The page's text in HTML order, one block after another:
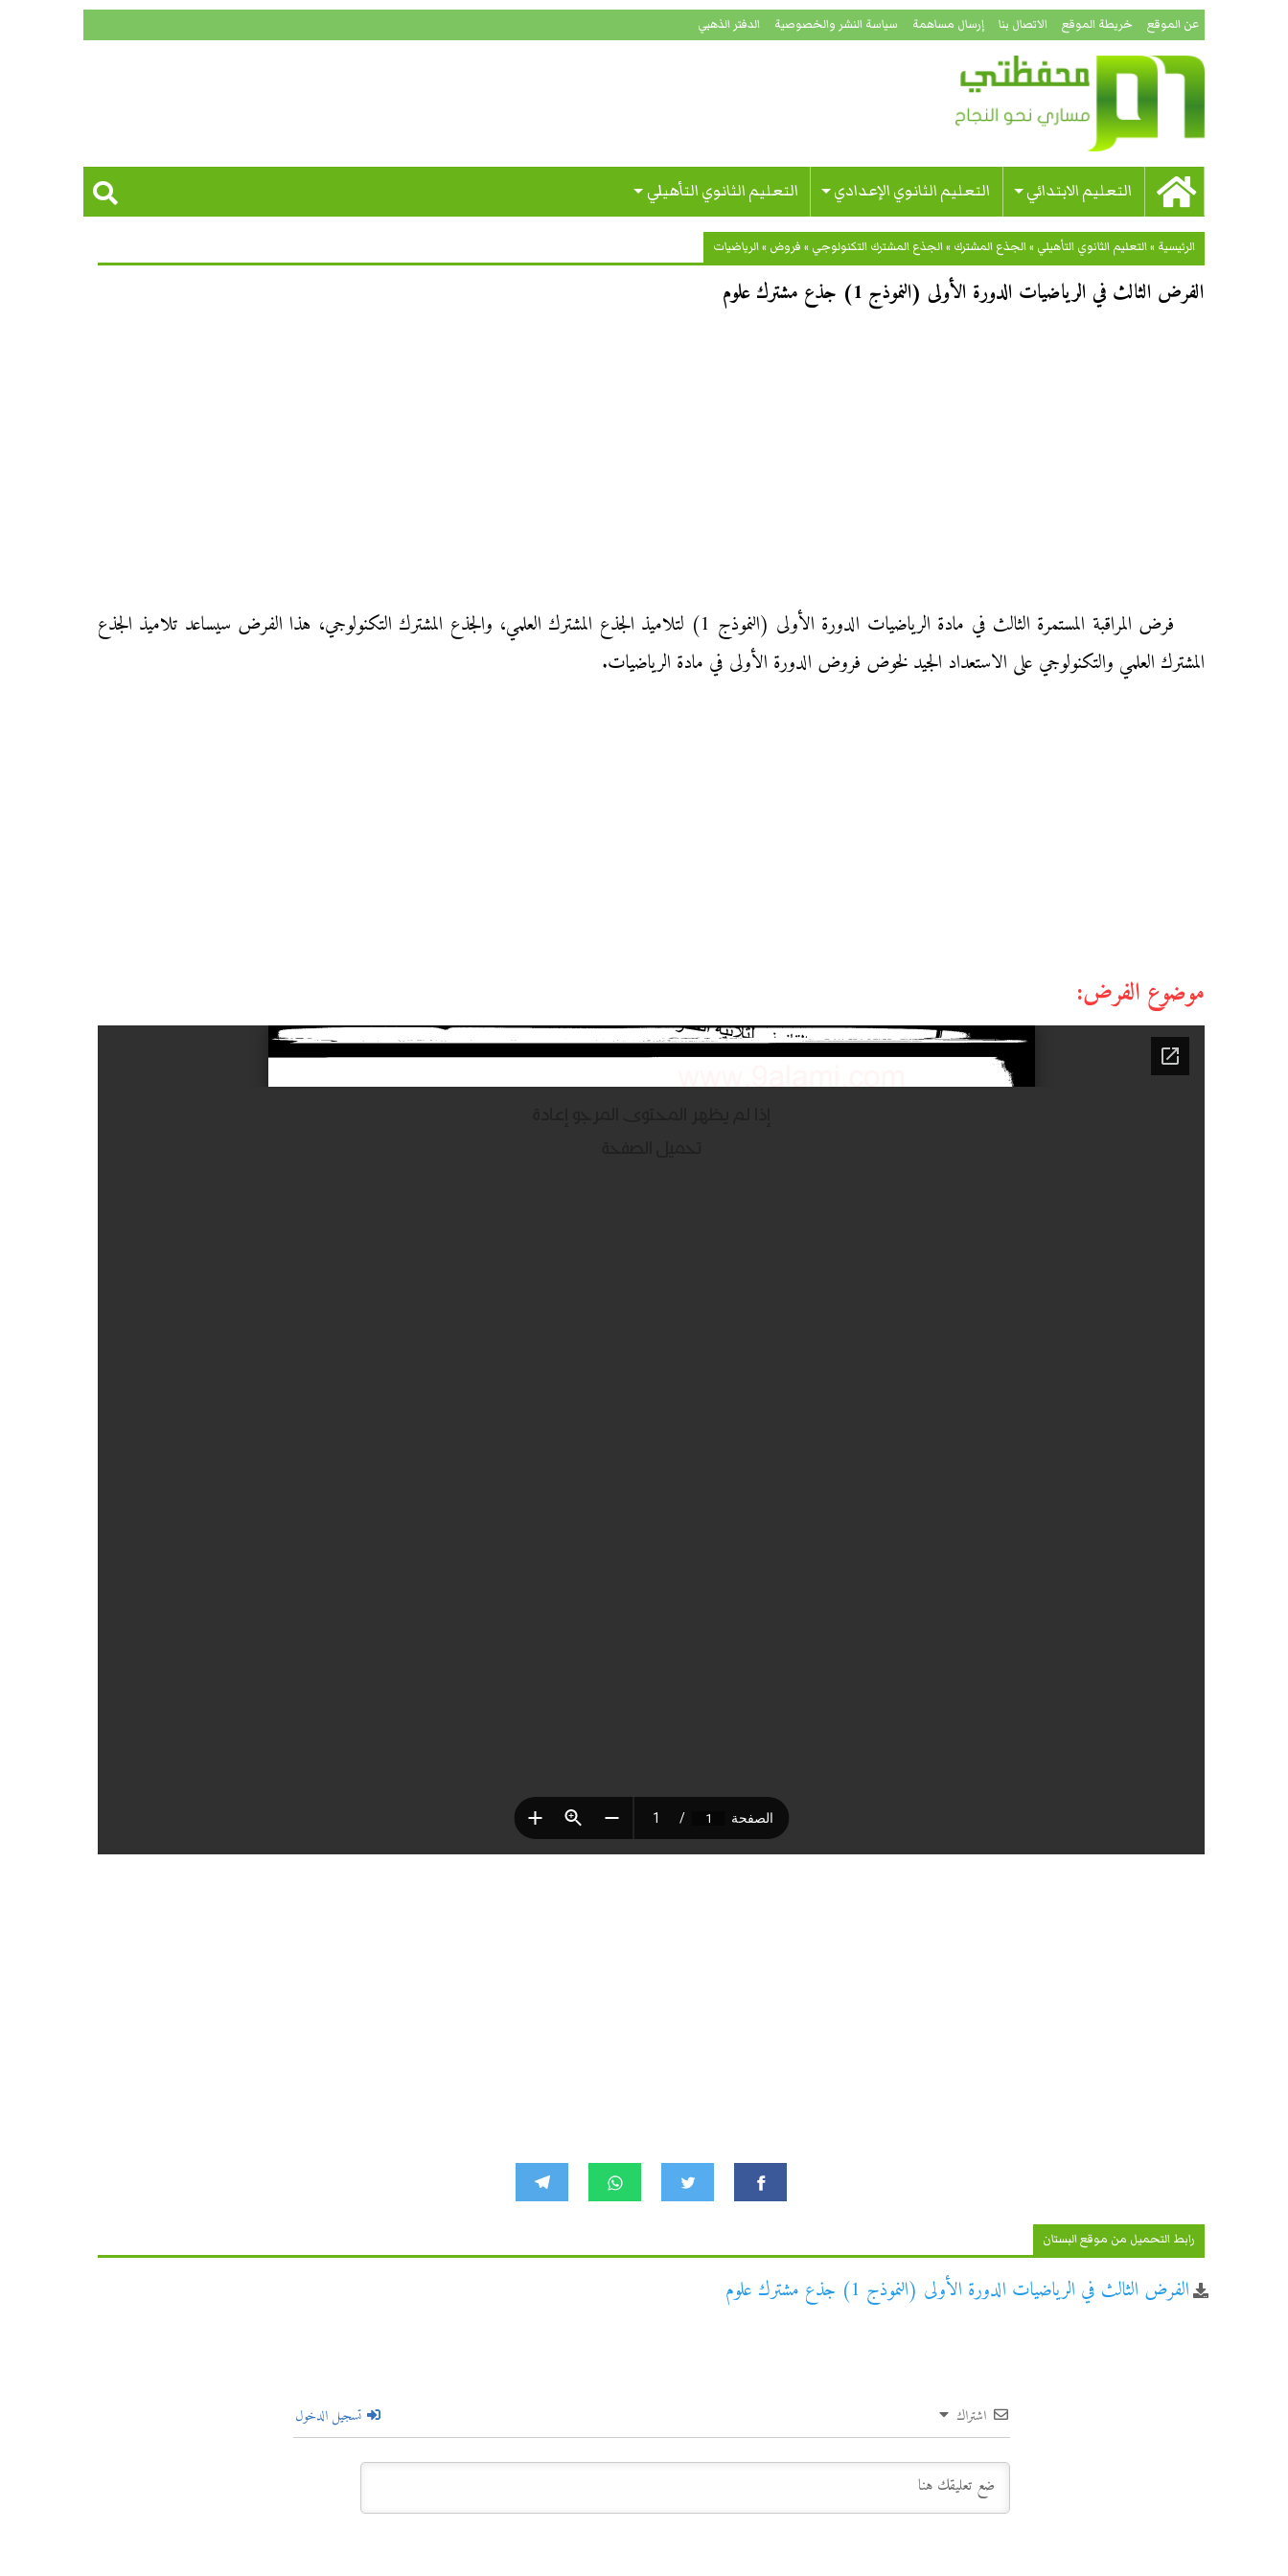
عن الموقع خريطة الموقع الاتصال بنا إرسال مساهمة سياسة النشر والخصوصية الدفتر الذهبي
التعليم الابتدائي التعليم الثانوي الإعدادي التعليم الثانوي التأهيلي
الرئيسية »التعليم الثانوي التأهيلي »الجذع المشترك »الجذع المشترك التكنولوجي » فروض »الرياضيات
الفرض الثالث في الرياضيات الدورة الأولى (النموذج 1) جذع مشترك علوم
فرض المراقبة المستمرة الثالث في مادة الرياضيات الدورة الأولى (النموذج 1) لتلاميذ الجذع المشترك العلمي، والجذع المشترك التكنولوجي، هذا الفرض سيساعد تلاميذ الجذع
المشترك العلمي والتكنولوجي على الاستعداد الجيد لخوض فروض الدورة الأولى في مادة الرياضيات.
موضوع الفرض:
رابط التحميل من موقع البستان
الفرض الثالث في الرياضيات الدورة الأولى (النموذج 1) جذع مشترك علوم
اشتراك تسجيل الدخول